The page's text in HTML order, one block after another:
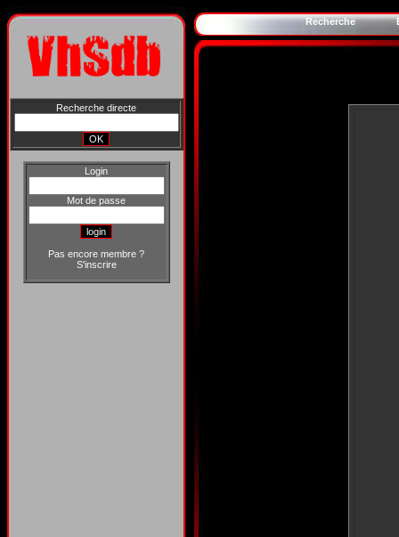
Recherche directe
Login
Mot de passe
Pas encore membre ?
S'inscrire
Recherche